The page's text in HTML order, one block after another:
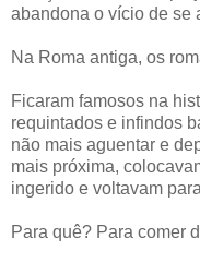
abandona o vício de se
Na Roma antiga, os
Ficaram famosos na
requintados e infindos
não mais aguentar e
mais próxima,
ingerido e voltavam
Para quê? Para comer